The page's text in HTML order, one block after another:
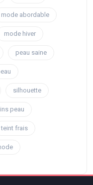
mode abordable
mode hiver
peau saine
silhouette
peau
teint frais